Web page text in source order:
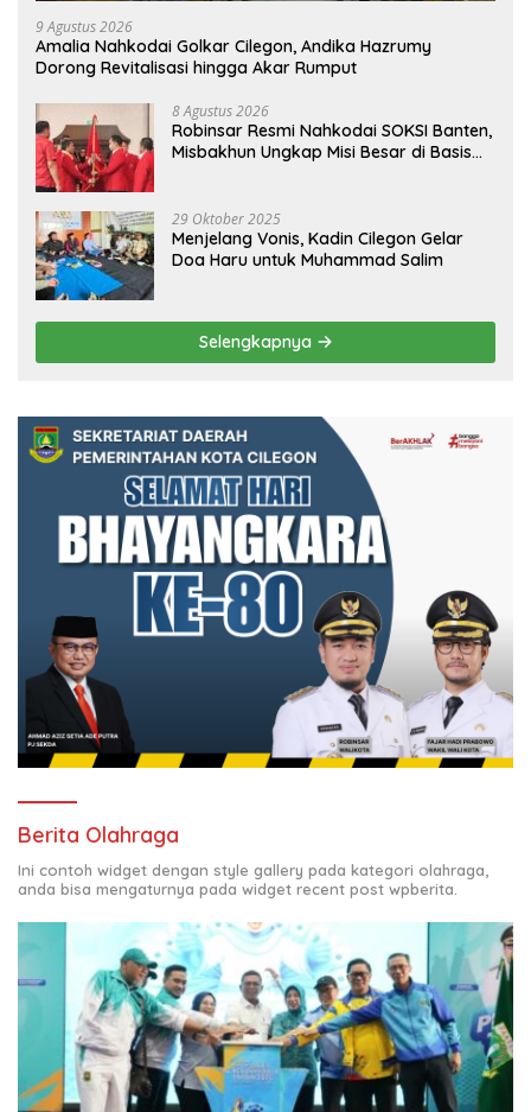
9 Agustus 2026
Amalia Nahkodai Golkar Cilegon, Andika Hazrumy
Dorong Revitalisasi hingga Akar Rumput
8 Agustus 2026
Robinsar Resmi Nahkodai SOKSI Banten,
Misbakhun Ungkap Misi Besar di Basis
29 Oktober 2025
Menjelang Vonis, Kadin Cilegon Gelar
Doa Haru untuk Muhammad Salim
Selengkapnya
Berita Olahraga
Ini contoh widget dengan style gallery pada kategori olahraga,
anda bisa mengaturnya pada widget recent post wpberita.